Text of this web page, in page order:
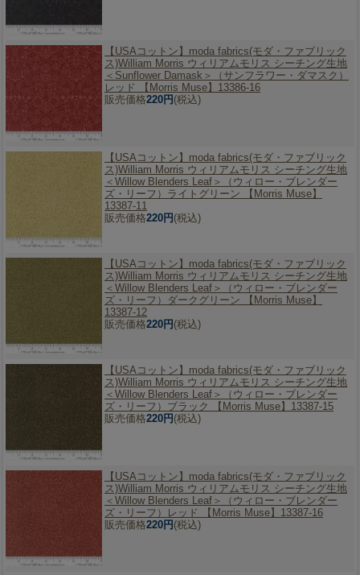
【USAコットン】 moda fabrics(モダ・ファブリック
ス)William Morris ウィリアムモリス シーチング生地
＜Sunflower Damask＞（サンフラワー・ダマスク）
レッド 【Morris Muse】13386-16
販売価格220円(税込)
【USAコットン】 moda fabrics(モダ・ファブリック
ス)William Morris ウィリアムモリス シーチング生地
＜Willow Blenders Leaf＞（ウィロー・ブレンダー
ズ・リーフ）ライトグリーン 【Morris Muse】
13387-11
販売価格220円(税込)
【USAコットン】 moda fabrics(モダ・ファブリック
ス)William Morris ウィリアムモリス シーチング生地
＜Willow Blenders Leaf＞（ウィロー・ブレンダー
ズ・リーフ）ダークグリーン 【Morris Muse】
13387-12
販売価格220円(税込)
【USAコットン】 moda fabrics(モダ・ファブリック
ス)William Morris ウィリアムモリス シーチング生地
＜Willow Blenders Leaf＞（ウィロー・ブレンダー
ズ・リーフ）ブラック 【Morris Muse】13387-15
販売価格220円(税込)
【USAコットン】 moda fabrics(モダ・ファブリック
ス)William Morris ウィリアムモリス シーチング生地
＜Willow Blenders Leaf＞（ウィロー・ブレンダー
ズ・リーフ）レッド 【Morris Muse】13387-16
販売価格220円(税込)